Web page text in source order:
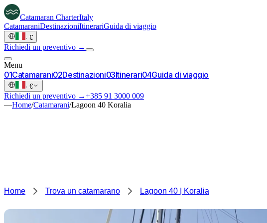
Catamaran CharterItaly
CatamaraniDestinazioniItinerariGuida di viaggio
· €
Richiedi un preventivo →
Menu
01Catamarani02Destinazioni03Itinerari04Guida di viaggio
· €
Richiedi un preventivo →+385 91 3000 009
—Home/Catamarani/Lagoon 40 Koralia
Home Trova un catamarano Lagoon 40 | Koralia